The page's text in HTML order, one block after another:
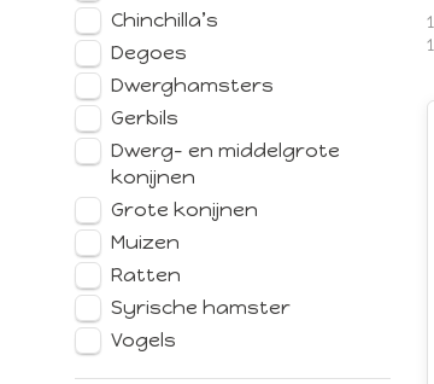
Chinchilla’s
Degoes
Dwerghamsters
Gerbils
Dwerg- en middelgrote
konijnen
Grote konijnen
Muizen
Ratten
Syrische hamster
Vogels
1